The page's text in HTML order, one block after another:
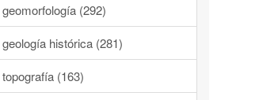
geomorfología (292)
geología histórica (281)
topografía (163)